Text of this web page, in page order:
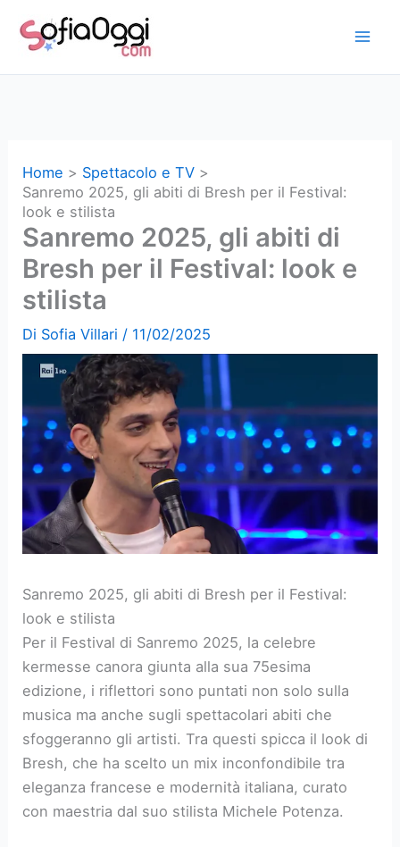
Home
Spettacolo e TV
Sanremo 2025, gli abiti di Bresh per il Festival:
look e stilista
Sanremo 2025, gli abiti di
Bresh per il Festival: look e
stilista
Di Sofia Villari / 11/02/2025
Sanremo 2025, gli abiti di Bresh per il Festival:
look e stilista
Per il Festival di Sanremo 2025, la celebre
kermesse canora giunta alla sua 75esima
edizione, i riflettori sono puntati non solo sulla
musica ma anche sugli spettacolari abiti che
sfoggeranno gli artisti. Tra questi spicca il look di
Bresh, che ha scelto un mix inconfondibile tra
eleganza francese e modernità italiana, curato
con maestria dal suo stilista Michele Potenza.